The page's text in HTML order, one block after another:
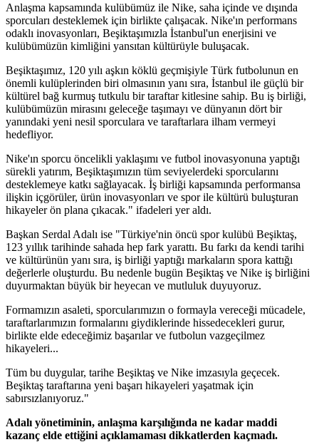
Anlaşma kapsamında kulübümüz ile Nike, saha içinde ve dışında
sporcuları desteklemek için birlikte çalışacak. Nike'ın performans
odaklı inovasyonları, Beşiktaşımızla İstanbul'un enerjisini ve
kulübümüzün kimliğini yansıtan kültürüyle buluşacak.
Beşiktaşımız, 120 yılı aşkın köklü geçmişiyle Türk futbolunun en
önemli kulüplerinden biri olmasının yanı sıra, İstanbul ile güçlü bir
kültürel bağ kurmuş tutkulu bir taraftar kitlesine sahip. Bu iş birliği,
kulübümüzün mirasını geleceğe taşımayı ve dünyanın dört bir
yanındaki yeni nesil sporculara ve taraftarlara ilham vermeyi
hedefliyor.
Nike'ın sporcu öncelikli yaklaşımı ve futbol inovasyonuna yaptığı
sürekli yatırım, Beşiktaşımızın tüm seviyelerdeki sporcularını
desteklemeye katkı sağlayacak. İş birliği kapsamında performansa
ilişkin içgörüler, ürün inovasyonları ve spor ile kültürü buluşturan
hikayeler ön plana çıkacak." ifadeleri yer aldı.
Başkan Serdal Adalı ise "Türkiye'nin öncü spor kulübü Beşiktaş,
123 yıllık tarihinde sahada hep fark yarattı. Bu farkı da kendi tarihi
ve kültürünün yanı sıra, iş birliği yaptığı markaların spora kattığı
değerlerle oluşturdu. Bu nedenle bugün Beşiktaş ve Nike iş birliğini
duyurmaktan büyük bir heyecan ve mutluluk duyuyoruz.
Formamızın asaleti, sporcularımızın o formayla vereceği mücadele,
taraftarlarımızın formalarını giydiklerinde hissedecekleri gurur,
birlikte elde edeceğimiz başarılar ve futbolun vazgeçilmez
hikayeleri...
Tüm bu duygular, tarihe Beşiktaş ve Nike imzasıyla geçecek.
Beşiktaş taraftarına yeni başarı hikayeleri yaşatmak için
sabırsızlanıyoruz."
Adalı yönetiminin, anlaşma karşılığında ne kadar maddi
kazanç elde ettiğini açıklamaması dikkatlerden kaçmadı.